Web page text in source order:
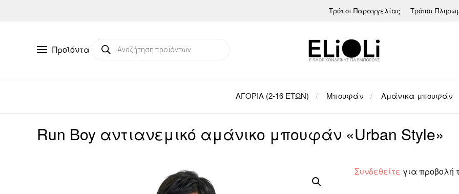
Τρόποι Παραγγελίας Τρόποι
Προϊόντα
Products
search
ΑΓΟΡΙΑ (2-16 ΕΤΩΝ) Μπουφάν Αμάνικα μπουφάν
Run Boy αντιανεμικό αμάνικο μπουφάν «Urban Style»
Συνδεθείτε για προβολή